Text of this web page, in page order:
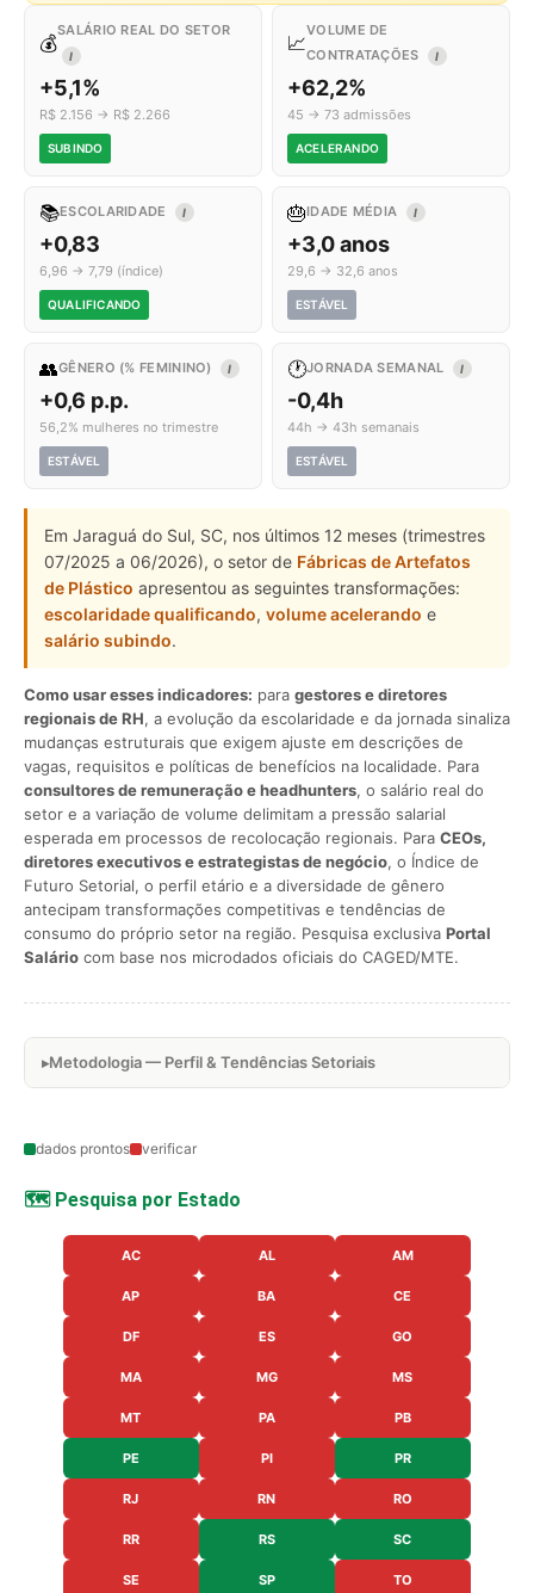
💰
SALÁRIO REAL DO SETOR
I
+5,1%
R$ 2.156 → R$ 2.266
SUBINDO
📈
VOLUME DE
CONTRATAÇÕES
I
+62,2%
45 → 73 admissões
ACELERANDO
📚ESCOLARIDADE I
+0,83
6,96 → 7,79 (índice)
QUALIFICANDO
🎂IDADE MÉDIA I
+3,0 anos
29,6 → 32,6 anos
ESTÁVEL
👥GÊNERO (% FEMININO) I
+0,6 p.p.
56,2% mulheres no trimestre
ESTÁVEL
🕐JORNADA SEMANAL I
-0,4h
44h → 43h semanais
ESTÁVEL
Em Jaraguá do Sul, SC, nos últimos 12 meses (trimestres
07/2025 a 06/2026), o setor de Fábricas de Artefatos
de Plástico apresentou as seguintes transformações:
escolaridade qualificando, volume acelerando e
salário subindo.
Como usar esses indicadores: para gestores e diretores
regionais de RH, a evolução da escolaridade e da jornada sinaliza
mudanças estruturais que exigem ajuste em descrições de
vagas, requisitos e políticas de benefícios na localidade. Para
consultores de remuneração e headhunters, o salário real do
setor e a variação de volume delimitam a pressão salarial
esperada em processos de recolocação regionais. Para CEOs,
diretores executivos e estrategistas de negócio, o Índice de
Futuro Setorial, o perfil etário e a diversidade de gênero
antecipam transformações competitivas e tendências de
consumo do próprio setor na região. Pesquisa exclusiva Portal
Salário com base nos microdados oficiais do CAGED/MTE.
Metodologia — Perfil & Tendências Setoriais
dados prontos verificar
🗺️ Pesquisa por Estado
AC AL AM
AP BA CE
DF ES GO
MA MG MS
MT PA PB
PE PI PR
RJ RN RO
RR RS SC
SE SP TO